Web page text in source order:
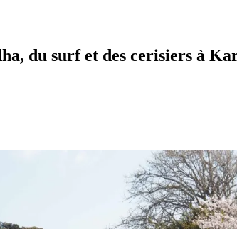
du surf et des cerisiers à